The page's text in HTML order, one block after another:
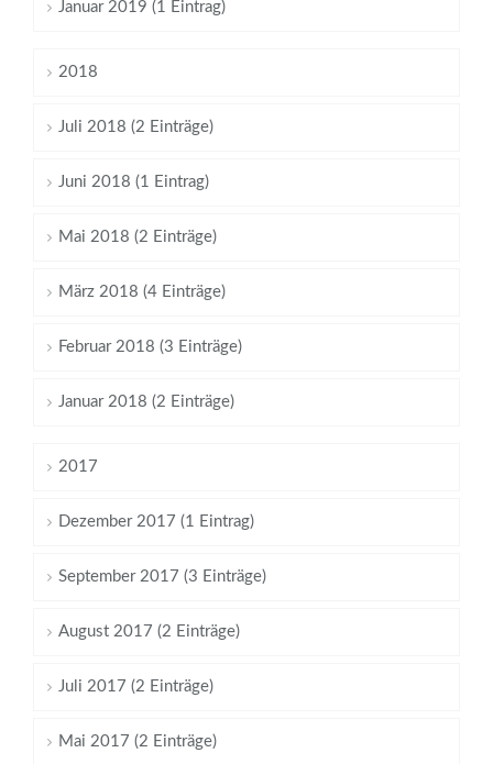
Januar 2019 (1 Eintrag)
2018
Juli 2018 (2 Einträge)
Juni 2018 (1 Eintrag)
Mai 2018 (2 Einträge)
März 2018 (4 Einträge)
Februar 2018 (3 Einträge)
Januar 2018 (2 Einträge)
2017
Dezember 2017 (1 Eintrag)
September 2017 (3 Einträge)
August 2017 (2 Einträge)
Juli 2017 (2 Einträge)
Mai 2017 (2 Einträge)